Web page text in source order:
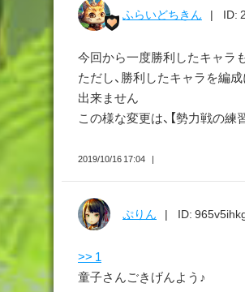
ふらいどちきん ID:
今回から一度勝利したキャラ
ただし、勝利したキャラを編
出来ません
この様な変更は、【勢力戦の
2019/10/16 17:04
ぷりん ID:
>> 1
童子さんごきげんよう♪